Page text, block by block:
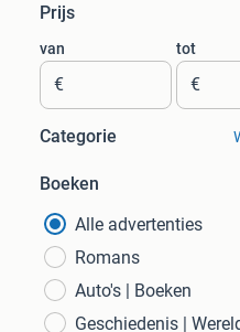
Prijs
van
€
tot
€
Categorie
Boeken
Alle advertenties
Romans
Auto's | Boeken
Geschiedenis |